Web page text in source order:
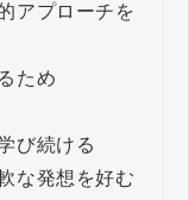
アプローチを
ため
び続ける
な発想を好む